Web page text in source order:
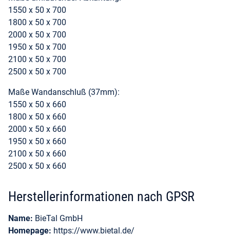
1550 x 50 x 700
1800 x 50 x 700
2000 x 50 x 700
1950 x 50 x 700
2100 x 50 x 700
2500 x 50 x 700
Maße Wandanschluß (37mm):
1550 x 50 x 660
1800 x 50 x 660
2000 x 50 x 660
1950 x 50 x 660
2100 x 50 x 660
2500 x 50 x 660
Herstellerinformationen nach GPSR
Name: BieTal GmbH
Homepage: https://www.bietal.de/